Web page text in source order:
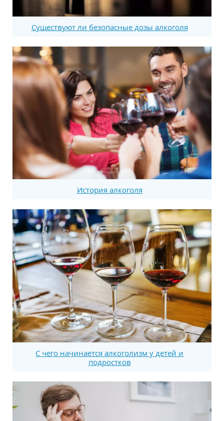
Существуют ли безопасные дозы алкоголя
История алкоголя
С чего начинается алкоголизм у детей и
подростков